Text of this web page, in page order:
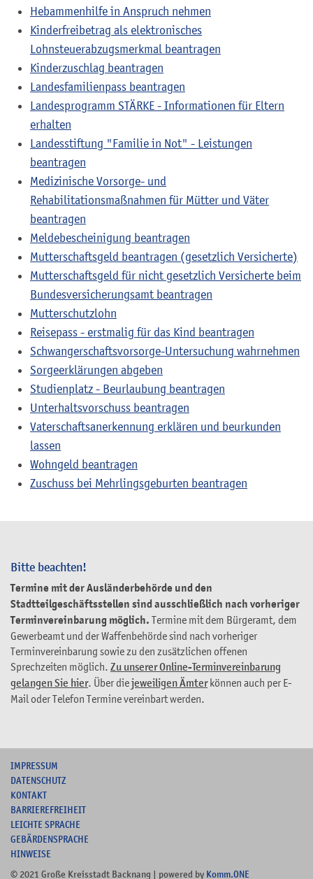
Bitte beachten!
Termine mit der Ausländerbehörde und den
Stadtteilgeschäftsstellen sind ausschließlich nach vorheriger
Terminvereinbarung möglich. Termine mit dem Bürgeramt, dem
Gewerbeamt und der Waffenbehörde sind nach vorheriger
Terminvereinbarung sowie zu den zusätzlichen offenen
Sprechzeiten möglich. Zu unserer Online-Terminvereinbarung
gelangen Sie hier. Über diejeweiligen Ämterkönnen auch per E-
Mail oder Telefon Termine vereinbart werden.
Hebammenhilfe in Anspruch nehmen
Kinderfreibetrag als elektronisches
Lohnsteuerabzugsmerkmal beantragen
Kinderzuschlag beantragen
Landesfamilienpass beantragen
Landesprogramm STÄRKE - Informationen für Eltern
erhalten
Landesstiftung "Familie in Not" - Leistungen
beantragen
Medizinische Vorsorge- und
Rehabilitationsmaßnahmen für Mütter und Väter
beantragen
Meldebescheinigung beantragen
Mutterschaftsgeld beantragen (gesetzlich Versicherte)
Mutterschaftsgeld für nicht gesetzlich Versicherte beim
Bundesversicherungsamt beantragen
Mutterschutzlohn
Reisepass - erstmalig für das Kind beantragen
Schwangerschaftsvorsorge-Untersuchung wahrnehmen
Sorgeerklärungen abgeben
Studienplatz - Beurlaubung beantragen
Unterhaltsvorschuss beantragen
Vaterschaftsanerkennung erklären und beurkunden
lassen
Wohngeld beantragen
Zuschuss bei Mehrlingsgeburten beantragen
IMPRESSUM
DATENSCHUTZ
KONTAKT
BARRIEREFREIHEIT
LEICHTE SPRACHE
GEBÄRDENSPRACHE
HINWEISE
© 2021 Große Kreisstadt Backnang | powered by Komm.ONE